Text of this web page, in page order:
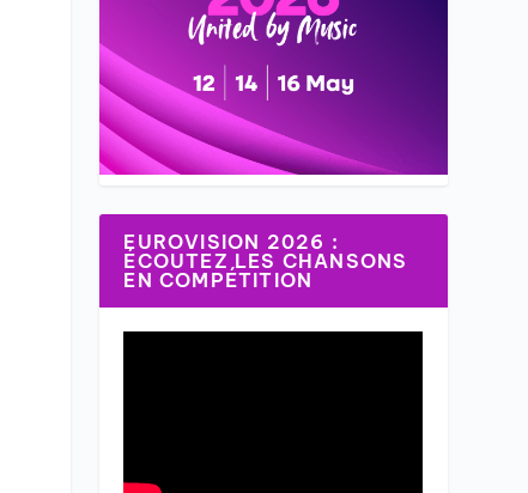
EUROVISION 2026 :
ÉCOUTEZ LES CHANSONS
EN COMPÉTITION